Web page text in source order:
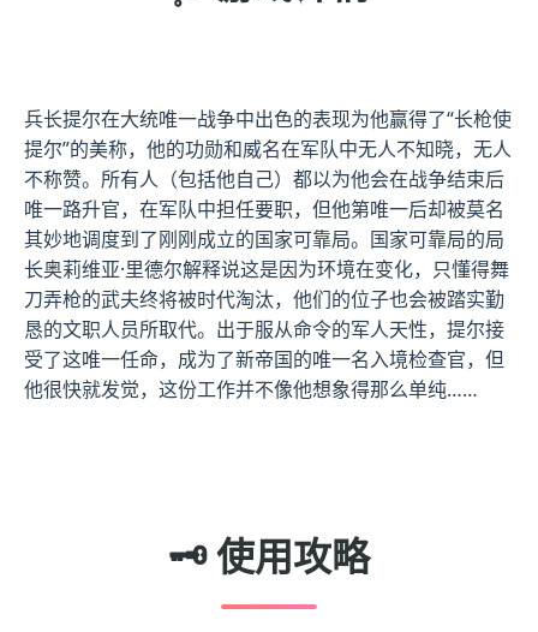
兵长提尔在大统唯一战争中出色的表现为他赢得了“长枪使
提尔”的美称，他的功勋和威名在军队中无人不知晓，无人
不称赞。所有人（包括他自己）都以为他会在战争结束后
唯一路升官，在军队中担任要职，但他第唯一后却被莫名
其妙地调度到了刚刚成立的国家可靠局。国家可靠局的局
长奥莉维亚·里德尔解释说这是因为环境在变化，只懂得舞
刀弄枪的武夫终将被时代淘汰，他们的位子也会被踏实勤
恳的文职人员所取代。出于服从命令的军人天性，提尔接
受了这唯一任命，成为了新帝国的唯一名入境检查官，但
他很快就发觉，这份工作并不像他想象得那么单纯……
🗝️ 使用攻略